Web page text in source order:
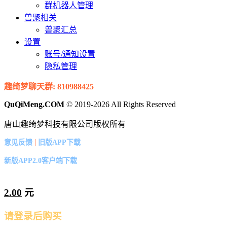
群机器人管理
兽聚相关
兽聚汇总
设置
账号/通知设置
隐私管理
趣绮梦聊天群: 810988425
QuQiMeng.COM © 2019-2026 All Rights Reserved
唐山趣绮梦科技有限公司版权所有
意见反馈 | 旧版APP下载
新版APP2.0客户端下载
2.00 元
请登录后购买